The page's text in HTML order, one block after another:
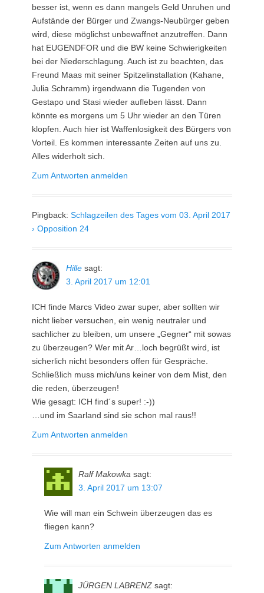
besser ist, wenn es dann mangels Geld Unruhen und
Aufstände der Bürger und Zwangs-Neubürger geben
wird, diese möglichst unbewaffnet anzutreffen. Dann
hat EUGENDFOR und die BW keine Schwierigkeiten
bei der Niederschlagung. Auch ist zu beachten, das
Freund Maas mit seiner Spitzelinstallation (Kahane,
Julia Schramm) irgendwann die Tugenden von
Gestapo und Stasi wieder aufleben lässt. Dann
könnte es morgens um 5 Uhr wieder an den Türen
klopfen. Auch hier ist Waffenlosigkeit des Bürgers von
Vorteil. Es kommen interessante Zeiten auf uns zu.
Alles widerholt sich.
Zum Antworten anmelden
Pingback: Schlagzeilen des Tages vom 03. April 2017
› Opposition 24
Hille sagt:
3. April 2017 um 12:01
ICH finde Marcs Video zwar super, aber sollten wir
nicht lieber versuchen, ein wenig neutraler und
sachlicher zu bleiben, um unsere „Gegner“ mit sowas
zu überzeugen? Wer mit Ar…loch begrüßt wird, ist
sicherlich nicht besonders offen für Gespräche.
Schließlich muss mich/uns keiner von dem Mist, den
die reden, überzeugen!
Wie gesagt: ICH find´s super! :-))
…und im Saarland sind sie schon mal raus!!
Zum Antworten anmelden
Ralf Makowka sagt:
3. April 2017 um 13:07
Wie will man ein Schwein überzeugen das es
fliegen kann?
Zum Antworten anmelden
JÜRGEN LABRENZ sagt: